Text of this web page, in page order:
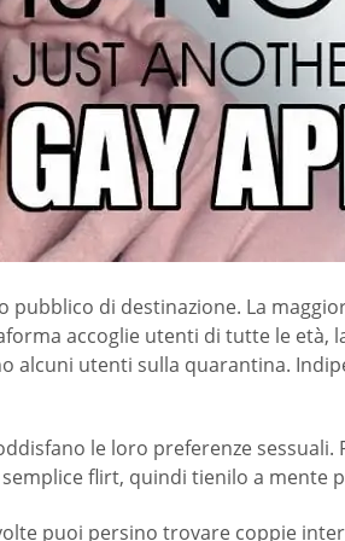
di destinazione. La
accoglie utenti di tutte le età,
utenti sulla quarantina.
le loro preferenze sessuali.
flirt, quindi tienilo a mente
puoi persino trovare coppie